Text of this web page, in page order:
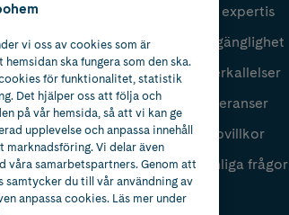
Vår expertis
Tillgänglighet
Återkallelser
Leveranser
Köpvillkor
Vanliga frågor
vi oss av cookies som är
ska fungera som den ska.
för funktionalitet, statistik
Det hjälper oss att följa och
på vår hemsida, så att vi kan ge
upplevelse och anpassa innehåll
marknadsföring. Vi delar även
våra samarbetspartners. Genom att
samtycker du till vår användning av
anpassa cookies. Läs mer under